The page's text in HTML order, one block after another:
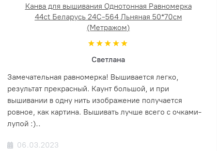
Канва для вышивания Однотонная Равномерка
44ct Беларусь 24С-564 Льняная 50*70см
(Метражом)
Светлана
Замечательная равномерка! Вышивается легко,
результат прекрасный. Каунт большой, и при
вышивании в одну нить изображение получается
ровное, как картина. Вышивать лучше всего с очками-
лупой :)..
06.03.2023